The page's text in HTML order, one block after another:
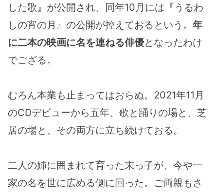
した歌』が公開され、同年10月には『うるわ
しの宵の月』の公開が控えておるという。 年
に二本の映画に名を連ねる俳優となったわけ
でござる。
むろん本業も止まってはおらぬ。2021年11月
のCDデビューから五年、歌と踊りの場と、芝
居の場と、その両方に立ち続けておる。
二人の姉に囲まれて育った末っ子が、今や一
家の名を世に広める側に回った。ご両親もさ